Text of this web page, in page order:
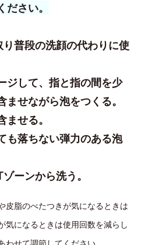
さい。
普段の洗顔の代わりに使
して、指と指の間を少
せながら泡をつくる。
せる。
落ちない弾力のある泡
ーンから洗う。
脂のべたつきが気になるときは
気になるときは使用回数を減らし